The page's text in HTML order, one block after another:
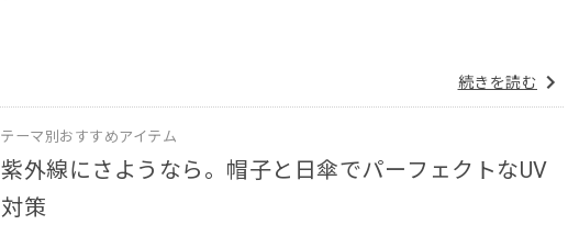
続きを読む
紫外線にさようなら。帽子と日傘でパーフェクトなUV
対策
テーマ別おすすめアイテム